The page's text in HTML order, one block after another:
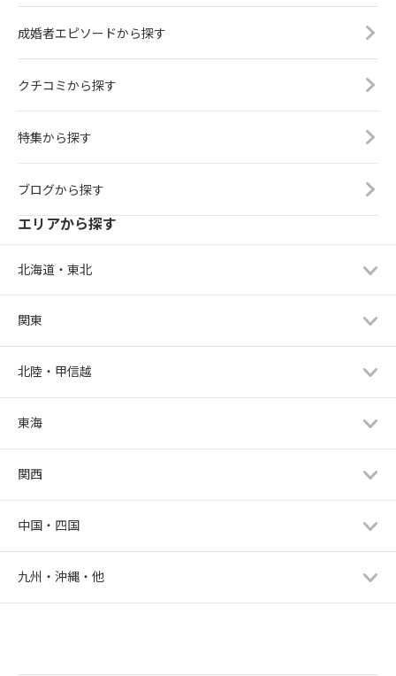
成婚者エピソードから探す
クチコミから探す
特集から探す
ブログから探す
エリアから探す
北海道・東北
関東
北陸・甲信越
東海
関西
中国・四国
九州・沖縄・他